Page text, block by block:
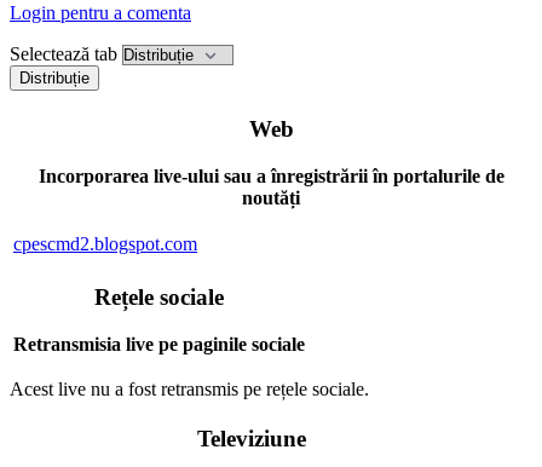
Login pentru a comenta
Selectează tab
Distribuție
Web
Incorporarea live-ului sau a înregistrării în portalurile de
noutăți
cpescmd2.blogspot.com
Rețele sociale
Retransmisia live pe paginile sociale
Acest live nu a fost retransmis pe rețele sociale.
Televiziune